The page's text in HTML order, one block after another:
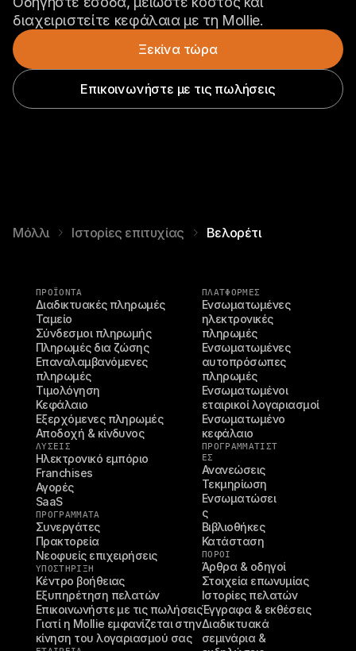
διαχειριστείτε κεφάλαια με τη Mollie.
Ξεκίνα τώρα
Επικοινωνήστε με τις πωλήσεις
Μόλλι Ιστορίες επιτυχίας Βελορέτι
ΠΡΟΪΌΝΤΑ
Διαδικτυακές πληρωμές
Ταμείο
Σύνδεσμοι πληρωμής
Πληρωμές δια ζώσης
Επαναλαμβανόμενες
πληρωμές
Τιμολόγηση
Κεφάλαιο
Εξερχόμενες πληρωμές
Αποδοχή & κίνδυνος
ΛΥΣΕΙΣ
Ηλεκτρονικό εμπόριο
Franchises
Αγορές
SaaS
ΠΡΟΓΡΑΜΜΑΤΑ
Συνεργάτες
Πρακτορεία
Νεοφυείς επιχειρήσεις
ΥΠΟΣΤΉΡΙΞΗ
Κέντρο βοήθειας
Εξυπηρέτηση πελατών
Επικοινωνήστε με τις πωλήσεις
Γιατί η Mollie εμφανίζεται στην
κίνηση του λογαριασμού σας
ΠΛΑΤΦΟΡΜΕΣ
Ενσωματωμένες
ηλεκτρονικές
πληρωμές
Ενσωματωμένες
αυτοπρόσωπες
πληρωμές
Ενσωματωμένοι
εταιρικοί λογαριασμοί
Ενσωματωμένο
κεφάλαιο
ΠΡΟΓΡΑΜΜΑΤΙΣΤ
ΈΣ
Ανανεώσεις
Τεκμηρίωση
Ενσωματώσει
ς
Βιβλιοθήκες
Κατάσταση
ΠΌΡΟΙ
Άρθρα & οδηγοί
Στοιχεία επωνυμίας
Ιστορίες πελατών
Έγγραφα & εκθέσεις
Διαδικτυακά
σεμινάρια &